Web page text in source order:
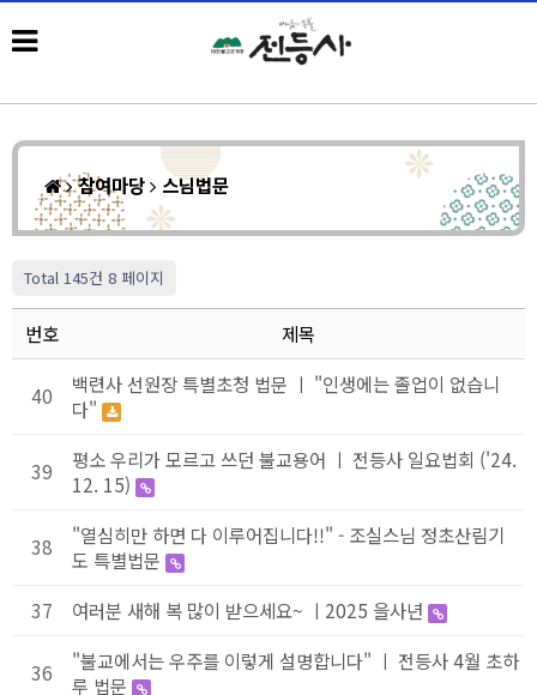
참여마당 스님법문
Total 145건 8 페이지
번호 제목
40
백련사 선원장 특별초청 법문 ㅣ "인생에는 졸업이 없습니
다"
39
평소 우리가 모르고 쓰던 불교용어 ㅣ 전등사 일요법회 ('24.
12. 15)
38
"열심히만 하면 다 이루어집니다!!" - 조실스님 정초산림기
도 특별법문
37
여러분 새해 복 많이 받으세요~ ㅣ2025 을사년
36
"불교에서는 우주를 이렇게 설명합니다" ㅣ 전등사 4월 초하
루 법문